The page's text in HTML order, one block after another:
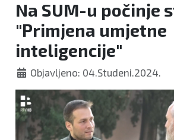
Na SUM-u počinje
"Primjena umjetne
inteligencije"
Objavljeno: 04.Studeni.2024.